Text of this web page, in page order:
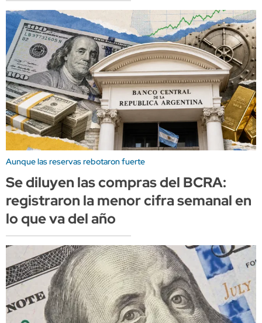
Aunque las reservas rebotaron fuerte
Se diluyen las compras del BCRA:
registraron la menor cifra semanal en
lo que va del año